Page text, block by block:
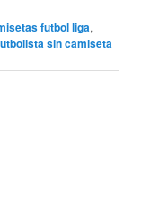
futbol liga,
sin camiseta